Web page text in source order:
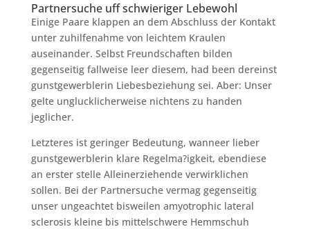
Partnersuche uff schwieriger Lebewohl
Einige Paare klappen an dem Abschluss der Kontakt
unter zuhilfenahme von leichtem Kraulen
auseinander. Selbst Freundschaften bilden
gegenseitig fallweise leer diesem, had been dereinst
gunstgewerblerin Liebesbeziehung sei. Aber: Unser
gelte unglucklicherweise nichtens zu handen
jeglicher.
Letzteres ist geringer Bedeutung, wanneer lieber
gunstgewerblerin klare Regelma?igkeit, ebendiese
an erster stelle Alleinerziehende verwirklichen
sollen. Bei der Partnersuche vermag gegenseitig
unser ungeachtet bisweilen amyotrophic lateral
sclerosis kleine bis mittelschwere Hemmschuh